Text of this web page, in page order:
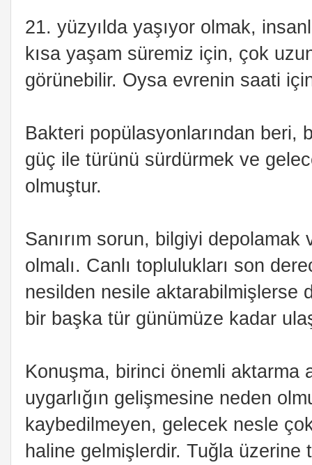
21. yüzyılda yaşıyor olmak,
kısa yaşam süremiz için, çok
görünebilir. Oysa evrenin saati
Bakteri popülasyonlarından beri,
güç ile türünü sürdürmek ve
olmuştur.
Sanırım sorun, bilgiyi
olmalı. Canlı toplulukları son
nesilden nesile aktarabilmişlerse
bir başka tür günümüze kadar
Konuşma, birinci önemli aktarma
uygarlığın gelişmesine neden
kaybedilmeyen, gelecek nesle
haline gelmişlerdir. Tuğla üzerine